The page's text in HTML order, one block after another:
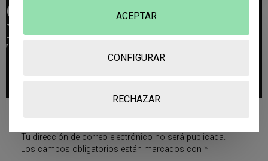
Co
Men
Tarios
Tu dirección de correo electrónico no será publicada.
Los campos obligatorios están marcados con *
RECHAZAR
CONFIGURAR
ACEPTAR